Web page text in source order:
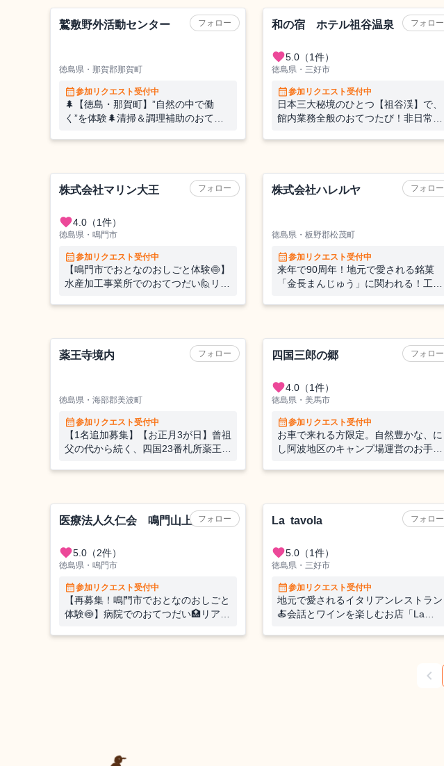
フォロー
鷲敷野外活動センター
徳島県・那賀郡那賀町
calendar_month参加リクエスト受付中
🌲【徳島・那賀町】”自然の中で働
く”を体験🌲清掃＆調理補助のおてつ
フォロー
和の宿 ホテル祖谷温泉
favorite5.0 （1件）
徳島県・三好市
calendar_month参加リクエスト受付中
日本三大秘境のひとつ【祖谷渓】で、
館内業務全般のおてつたび！非日常の
フォロー
株式会社マリン大王
favorite4.0 （1件）
徳島県・鳴門市
calendar_month参加リクエスト受付中
【鳴門市でおとなのおしごと体験🍥】
水産加工事業所でのおてつだい🙋リア
フォロー
株式会社ハレルヤ
徳島県・板野郡松茂町
calendar_month参加リクエスト受付中
来年で90周年！地元で愛される銘菓
「金長まんじゅう」に関われる！工場
フォロー
薬王寺境内
徳島県・海部郡美波町
calendar_month参加リクエスト受付中
【1名追加募集】【お正月3が日】曾祖
父の代から続く、四国23番札所薬王寺
フォロー
四国三郎の郷
favorite4.0 （1件）
徳島県・美馬市
calendar_month参加リクエスト受付中
お車で来れる方限定。自然豊かな、に
し阿波地区のキャンプ場運営のお手伝
フォロー
医療法人久仁会 鳴門山上病院
favorite5.0 （2件）
徳島県・鳴門市
calendar_month参加リクエスト受付中
【再募集！鳴門市でおとなのおしごと
体験🍥】病院でのおてつだい🏥リアル
フォロー
La tavola
favorite5.0 （1件）
徳島県・三好市
calendar_month参加リクエスト受付中
地元で愛されるイタリアンレストラン
🍝会話とワインを楽しむお店「La
chevron_left